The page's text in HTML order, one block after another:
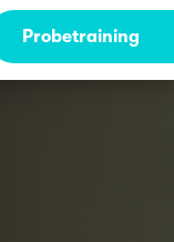
Probetraining